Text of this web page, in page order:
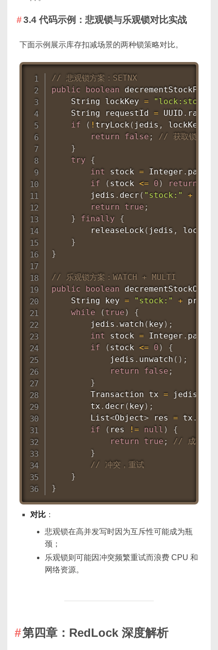
3.4 代码示例：悲观锁与乐观锁对比实战
下面示例展示库存扣减场景的两种锁策略对比。
// 悲观锁方案：SETNX
public
boolean
String lockKey =
"lock:stock:"
String requestId = UUID .
if
( ! tryLock( jedis , lockKey
return
false ;
// 获取锁失败
}
try
{
int stock = Integer .
if
( stock <= 0 ) return
        jedis
. decr ( "stock:" +
return
true ;
}
finally
{
releaseLock( jedis , lockKey
}
}
// 乐观锁方案：WATCH + MULTI
public
boolean
String key = "stock:" +
while
( true )
{
        jedis
. watch ( key ) ;
int stock = Integer .
if
( stock <= 0 )
{
            jedis
. unwatch ( ) ;
return
false ;
}
Transaction tx = jedis
        tx
. decr ( key ) ;
List<Object> res = tx .
if
( res != null )
{
return
true ;
// 成功
}
// 冲突，重试
}
}
对比 ：
悲观锁在高并发写时因为互斥性可能成为瓶
颈；
乐观锁则可能因冲突频繁重试而浪费 CPU 和
网络资源。
第四章：RedLock 深度解析